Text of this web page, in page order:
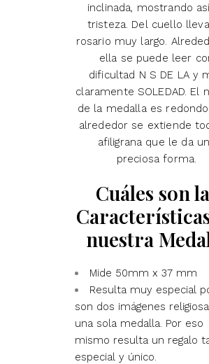
inclinada, mostrando
tristeza. Del cuello
rosario muy largo.
ella se puede leer
dificultad N S DE LA y
claramente SOLEDAD. El
de la medalla es
alrededor se extiende
afiligrana que le da
preciosa forma.
Cuáles son
nuestra
Mide 50mm x 37 mm
Resulta muy especial
son dos imágenes
una sola medalla. Por eso
mismo resulta un regalo
especial y único.